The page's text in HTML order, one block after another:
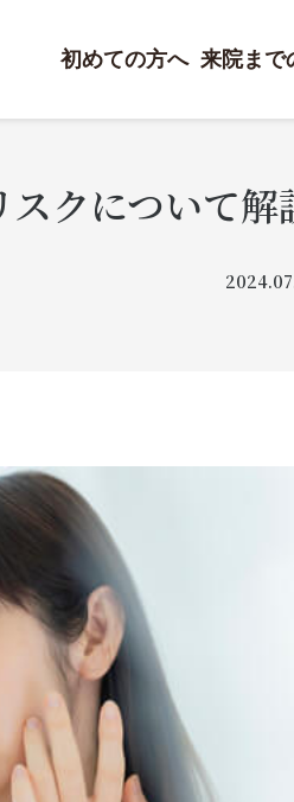
初めての方へ 来院まで
クについて解